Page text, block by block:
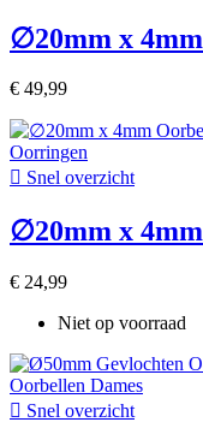
∅20mm x
€ 49,99
 Snel overzicht
∅20mm x
€ 24,99
Niet op voorraad
 Snel overzicht